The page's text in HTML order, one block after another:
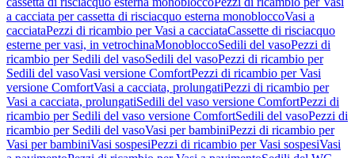
a cacciata per cassetta di risciacquo esterna monobloccoVasi a
cacciataPezzi di ricambio per Vasi a cacciataCassette di risciacquo
esterne per vasi, in vetrochinaMonobloccoSedili del vasoPezzi di
ricambio per Sedili del vasoSedili del vasoPezzi di ricambio per
Sedili del vasoVasi versione ComfortPezzi di ricambio per Vasi
versione ComfortVasi a cacciata, prolungatiPezzi di ricambio per
Vasi a cacciata, prolungatiSedili del vaso versione ComfortPezzi di
ricambio per Sedili del vaso versione ComfortSedili del vasoPezzi di
ricambio per Sedili del vasoVasi per bambiniPezzi di ricambio per
Vasi per bambiniVasi sospesiPezzi di ricambio per Vasi sospesiVasi